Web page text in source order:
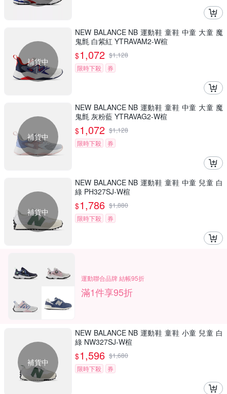
補貨中
NEW BALANCE NB 運動鞋 童鞋 中童 大童 魔
鬼氈 白紫紅 YTRAVAM2-W楦
$1,072 $1,128
限時下殺
券
補貨中
NEW BALANCE NB 運動鞋 童鞋 中童 大童 魔
鬼氈 灰粉藍 YTRAVAG2-W楦
$1,072 $1,128
限時下殺
券
補貨中
NEW BALANCE NB 運動鞋 童鞋 中童 兒童 白
綠 PH327SJ-W楦
$1,786 $1,880
限時下殺
券
運動聯合品牌 結帳95折
滿1件享95折
補貨中
NEW BALANCE NB 運動鞋 童鞋 小童 兒童 白
綠 NW327SJ-W楦
$1,596 $1,680
限時下殺
券